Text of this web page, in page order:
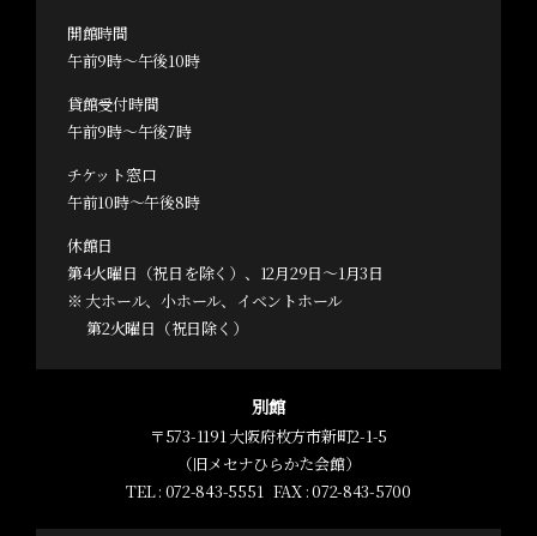
開館時間
午前9時～午後10時
貸館受付時間
午前9時～午後7時
チケット窓口
午前10時～午後8時
休館日
第4火曜日（祝日を除く）、12月29日～1月3日
※ 大ホール、小ホール、イベントホール
第2火曜日（祝日除く）
別館
〒573-1191 大阪府枚方市新町2-1-5
（旧メセナひらかた会館）
TEL : 072-843-5551FAX : 072-843-5700